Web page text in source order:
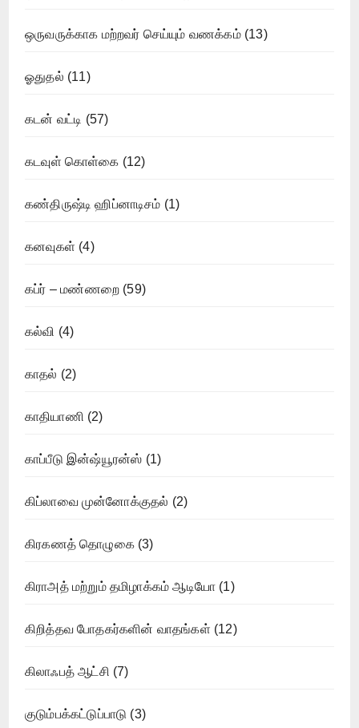
ஒருவருக்காக மற்றவர் செய்யும் வணக்கம்(13)
ஓதுதல் (11)
கடன் வட்டி (57)
கடவுள் கொள்கை (12)
கண்திருஷ்டி ஹிப்னாடிசம் (1)
கனவுகள் (4)
கப்ர் – மண்ணறை (59)
கல்வி (4)
காதல் (2)
காதியாணி (2)
காப்பீடு இன்ஷ்யூரன்ஸ் (1)
கிப்லாவை முன்னோக்குதல் (2)
கிரகணத் தொழுகை(3)
கிராஅத் மற்றும் தமிழாக்கம் ஆடியோ (1)
கிறித்தவ போதகர்களின் வாதங்கள் (12)
கிலாஃபத் ஆட்சி (7)
குடும்பக்கட்டுப்பாடு (3)